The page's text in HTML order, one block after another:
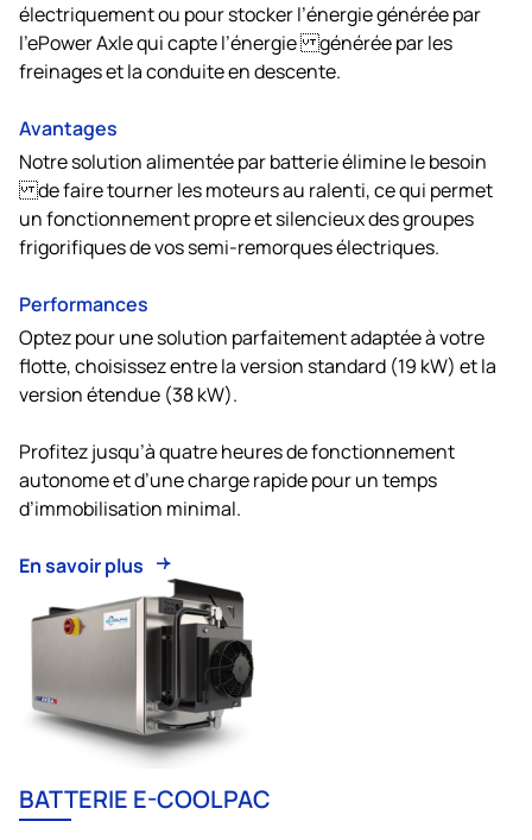
électriquement ou pour stocker l’énergie générée par
l’ePower Axle qui capte l’énergie générée par les
freinages et la conduite en descente.
Avantages
Notre solution alimentée par batterie élimine le besoin
de faire tourner les moteurs au ralenti, ce qui permet
un fonctionnement propre et silencieux des groupes
frigorifiques de vos semi-remorques électriques.
Performances
Optez pour une solution parfaitement adaptée à votre
flotte, choisissez entre la version standard (19 kW) et la
version étendue (38 kW).
Profitez jusqu’à quatre heures de fonctionnement
autonome et d’une charge rapide pour un temps
d’immobilisation minimal.
En savoir plus
BATTERIE E-COOLPAC